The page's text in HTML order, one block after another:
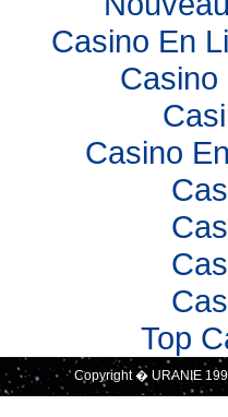
Casino En
Casino
Casino
Top
Copyright � URANIE